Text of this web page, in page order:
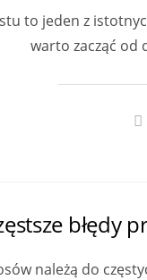
to jeden z
warto zacząć od
błędy
należą do